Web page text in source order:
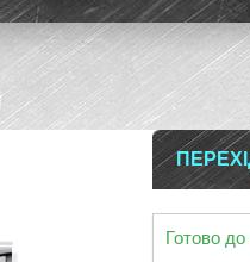
Готово до